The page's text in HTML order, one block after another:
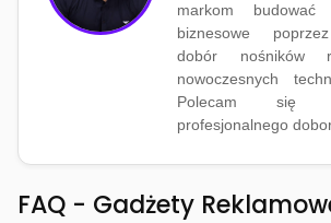
markom budować
biznesowe
dobór nośników
nowoczesnych
Polecam się
profesjonalnego
FAQ - Gadżety